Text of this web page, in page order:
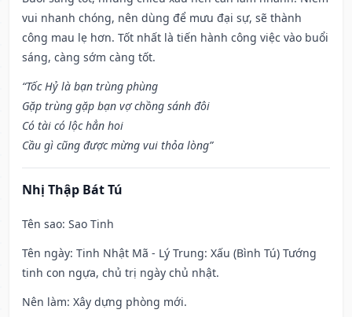
vui nhanh chóng, nên dùng để mưu đại sự, sẽ thành
công mau lẹ hơn. Tốt nhất là tiến hành công việc vào buổi
sáng, càng sớm càng tốt.
“Tốc Hỷ là bạn trùng phùng
Gặp trùng gặp bạn vợ chồng sánh đôi
Có tài có lộc hẳn hoi
Cầu gì cũng được mừng vui thỏa lòng”
Nhị Thập Bát Tú
Tên sao: Sao Tinh
Tên ngày: Tinh Nhật Mã - Lý Trung: Xấu (Bình Tú) Tướng
tinh con ngựa, chủ trị ngày chủ nhật.
Nên làm: Xây dựng phòng mới.